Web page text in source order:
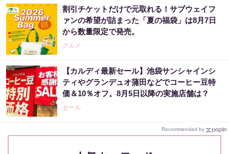
割引チケットだけで元取れる！サブウェイフ
ァンの希望が詰まった「夏の福袋」は8月7日
から数量限定で発売。
グルメ
【カルディ最新セール】池袋サンシャインシ
ティやグランデュオ蒲田などでコーヒー豆特
価＆10％オフ。8月5日以降の実施店舗は？
セール
Recommended by